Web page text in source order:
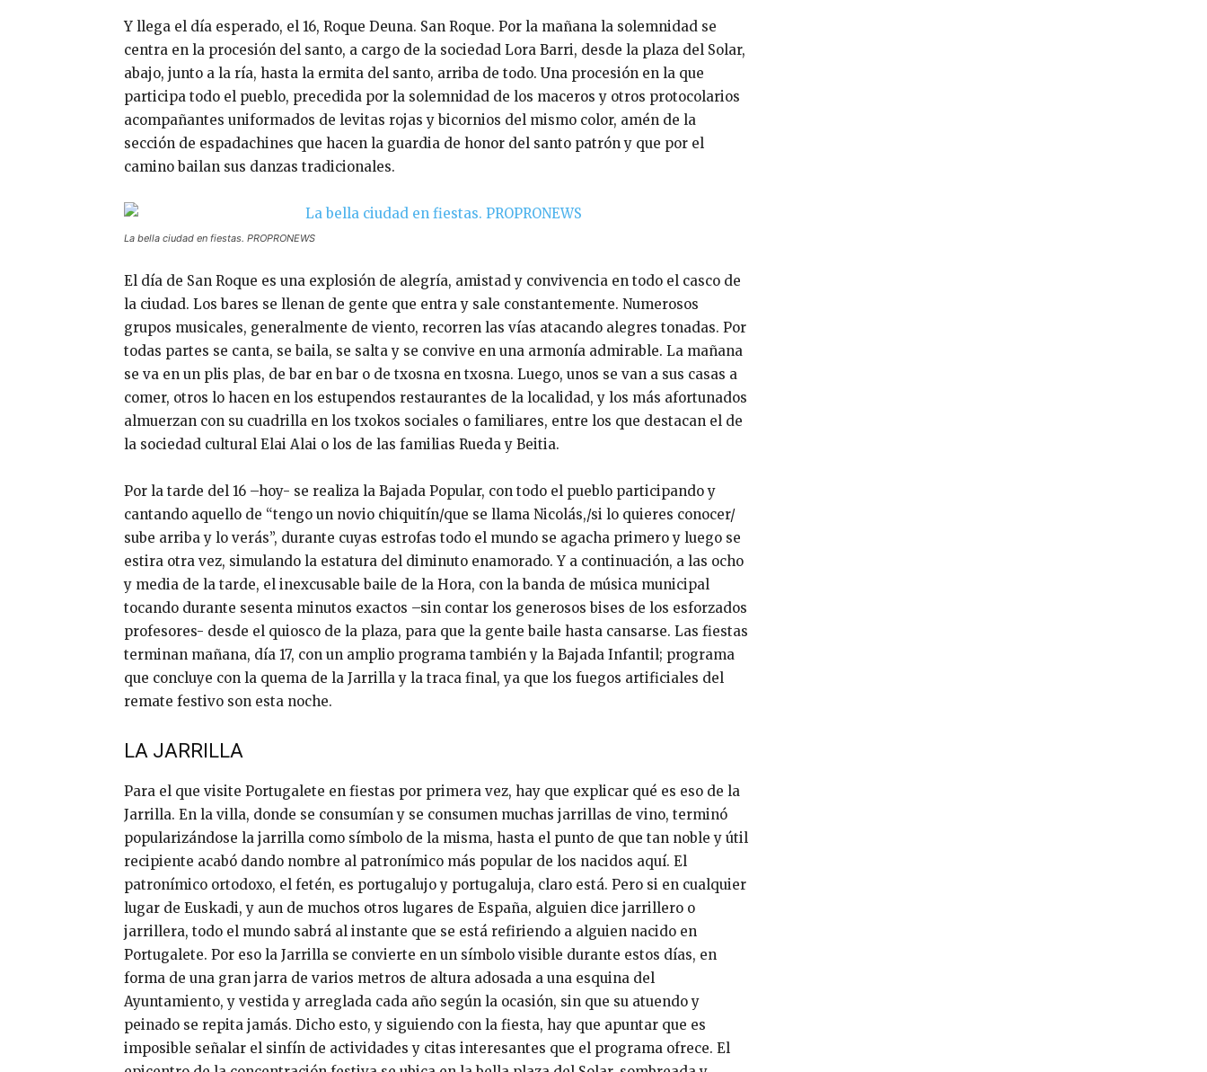
Y llega el día esperado, el 16, Roque Deuna. San Roque. Por la mañana la solemnidad se
centra en la procesión del santo, a cargo de la sociedad Lora Barri, desde la plaza del Solar,
abajo, junto a la ría, hasta la ermita del santo, arriba de todo. Una procesión en la que
participa todo el pueblo, precedida por la solemnidad de los maceros y otros protocolarios
acompañantes uniformados de levitas rojas y bicornios del mismo color, amén de la
sección de espadachines que hacen la guardia de honor del santo patrón y que por el
camino bailan sus danzas tradicionales.
La bella ciudad en fiestas. PROPRONEWS
El día de San Roque es una explosión de alegría, amistad y convivencia en todo el casco de
la ciudad. Los bares se llenan de gente que entra y sale constantemente. Numerosos
grupos musicales, generalmente de viento, recorren las vías atacando alegres tonadas. Por
todas partes se canta, se baila, se salta y se convive en una armonía admirable. La mañana
se va en un plis plas, de bar en bar o de txosna en txosna. Luego, unos se van a sus casas a
comer, otros lo hacen en los estupendos restaurantes de la localidad, y los más afortunados
almuerzan con su cuadrilla en los txokos sociales o familiares, entre los que destacan el de
la sociedad cultural Elai Alai o los de las familias Rueda y Beitia.
Por la tarde del 16 –hoy- se realiza la Bajada Popular, con todo el pueblo participando y
cantando aquello de “tengo un novio chiquitín/que se llama Nicolás,/si lo quieres conocer/
sube arriba y lo verás”, durante cuyas estrofas todo el mundo se agacha primero y luego se
estira otra vez, simulando la estatura del diminuto enamorado. Y a continuación, a las ocho
y media de la tarde, el inexcusable baile de la Hora, con la banda de música municipal
tocando durante sesenta minutos exactos –sin contar los generosos bises de los esforzados
profesores- desde el quiosco de la plaza, para que la gente baile hasta cansarse. Las fiestas
terminan mañana, día 17, con un amplio programa también y la Bajada Infantil; programa
que concluye con la quema de la Jarrilla y la traca final, ya que los fuegos artificiales del
remate festivo son esta noche.
LA JARRILLA
Para el que visite Portugalete en fiestas por primera vez, hay que explicar qué es eso de la
Jarrilla. En la villa, donde se consumían y se consumen muchas jarrillas de vino, terminó
popularizándose la jarrilla como símbolo de la misma, hasta el punto de que tan noble y útil
recipiente acabó dando nombre al patronímico más popular de los nacidos aquí. El
patronímico ortodoxo, el fetén, es portugalujo y portugaluja, claro está. Pero si en cualquier
lugar de Euskadi, y aun de muchos otros lugares de España, alguien dice jarrillero o
jarrillera, todo el mundo sabrá al instante que se está refiriendo a alguien nacido en
Portugalete. Por eso la Jarrilla se convierte en un símbolo visible durante estos días, en
forma de una gran jarra de varios metros de altura adosada a una esquina del
Ayuntamiento, y vestida y arreglada cada año según la ocasión, sin que su atuendo y
peinado se repita jamás. Dicho esto, y siguiendo con la fiesta, hay que apuntar que es
imposible señalar el sinfín de actividades y citas interesantes que el programa ofrece. El